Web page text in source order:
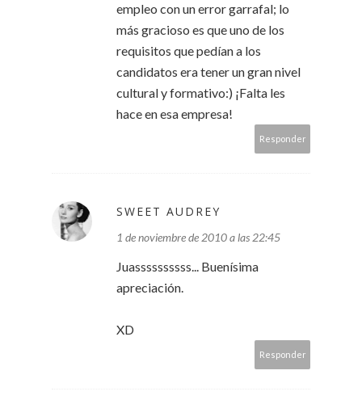
empleo con un error garrafal; lo
más gracioso es que uno de los
requisitos que pedían a los
candidatos era tener un gran nivel
cultural y formativo:) ¡Falta les
hace en esa empresa!
Responder
SWEET AUDREY
1 de noviembre de 2010 a las 22:45
Juassssssssss... Buenísima
apreciación.
XD
Responder